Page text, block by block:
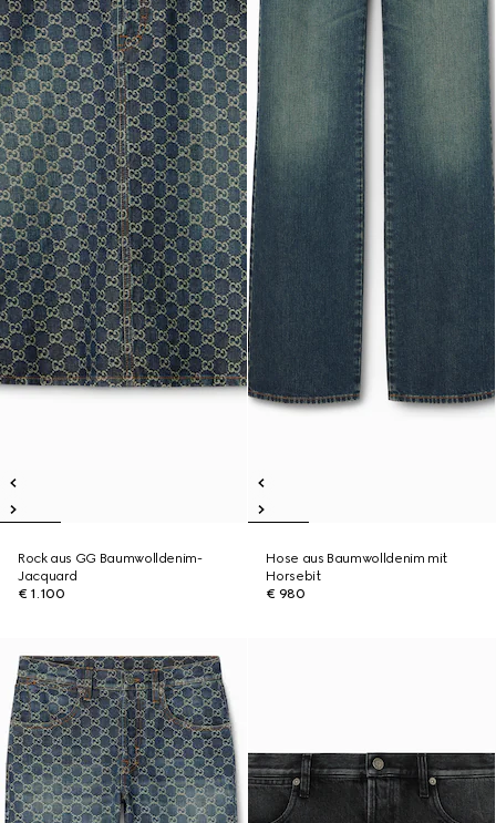
Rock aus GG Baumwolldenim-
Jacquard
€ 1.100
Hose aus Baumwolldenim mit
Horsebit
€ 980